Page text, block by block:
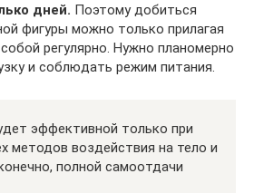
дней. Поэтому добиться
фигуры можно только прилагая
регулярно. Нужно планомерно
и соблюдать режим питания.
эффективной только при
методов воздействия на тело и
полной самоотдачи